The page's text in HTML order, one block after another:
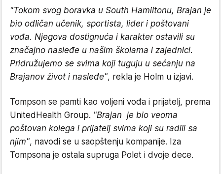
"Tokom svog boravka u South Hamiltonu, Brajan je
bio odličan učenik, sportista, lider i poštovani
vođa. Njegova dostignuća i karakter ostavili su
značajno nasleđe u našim školama i zajednici.
Pridružujemo se svima koji tuguju u sećanju na
Brajanov život i nasleđe", rekla je Holm u izjavi.
Tompson se pamti kao voljeni vođa i prijatelj, prema
UnitedHealth Group. "Brajan je bio veoma
poštovan kolega i prijatelj svima koji su radili sa
njim", navodi se u saopštenju kompanije. Iza
Tompsona je ostala supruga Polet i dvoje dece.